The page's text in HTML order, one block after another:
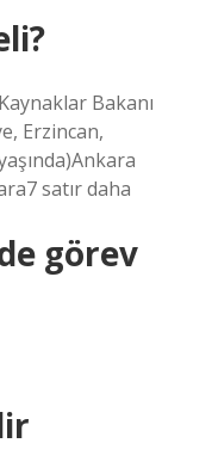
Bakanı
Erzincan,
satır daha
görev